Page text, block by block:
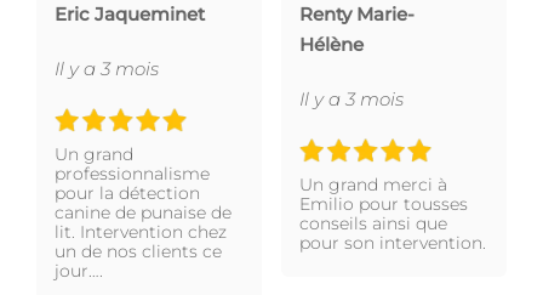
Eric Jaqueminet
Il y a 3 mois
Un grand
professionnalisme
pour la détection
canine de punaise de
lit. Intervention chez
un de nos clients ce
jour….
Renty Marie-
Hélène
Il y a 3 mois
Un grand merci à
Emilio pour tousses
conseils ainsi que
pour son intervention.